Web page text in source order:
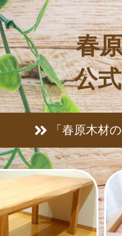
春
公
「春原木材